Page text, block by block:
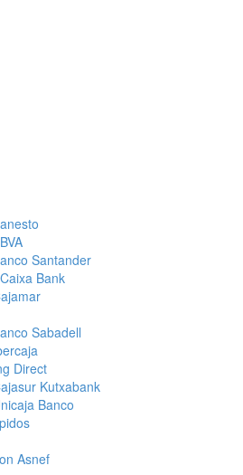
Santander
Bank
Sabadell
Direct
Kutxabank
Banco
Asnef